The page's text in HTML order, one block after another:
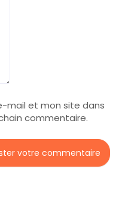
mail et mon site dans
commentaire.